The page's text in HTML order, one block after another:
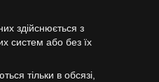
здійснюється з
систем або без їх
тільки в обсязі,